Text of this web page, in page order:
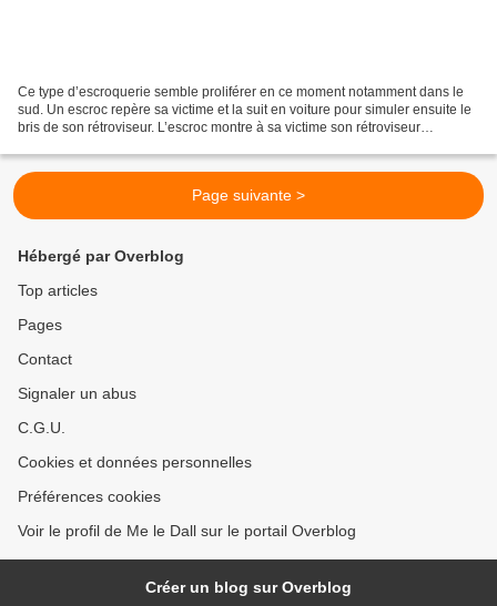
Ce type d’escroquerie semble proliférer en ce moment notamment dans le
sud. Un escroc repère sa victime et la suit en voiture pour simuler ensuite le
bris de son rétroviseur. L’escroc montre à sa victime son rétroviseur
Page suivante >
Hébergé par Overblog
Top articles
Pages
Contact
Signaler un abus
C.G.U.
Cookies et données personnelles
Préférences cookies
Voir le profil de Me le Dall sur le portail Overblog
Créer un blog sur Overblog